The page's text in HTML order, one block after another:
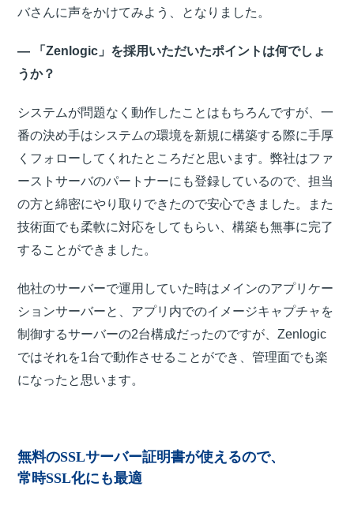
バさんに声をかけてみよう、となりました。
― 「Zenlogic」を採用いただいたポイントは何でしょ
うか？
システムが問題なく動作したことはもちろんですが、一
番の決め手はシステムの環境を新規に構築する際に手厚
くフォローしてくれたところだと思います。弊社はファ
ーストサーバのパートナーにも登録しているので、担当
の方と綿密にやり取りできたので安心できました。また
技術面でも柔軟に対応をしてもらい、構築も無事に完了
することができました。
他社のサーバーで運用していた時はメインのアプリケー
ションサーバーと、アプリ内でのイメージキャプチャを
制御するサーバーの2台構成だったのですが、Zenlogic
ではそれを1台で動作させることができ、管理面でも楽
になったと思います。
無料のSSLサーバー証明書が使えるので、
常時SSL化にも最適